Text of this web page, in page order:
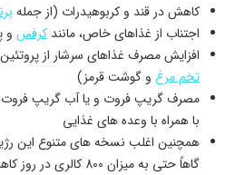
کاهش در قند و کربوهیدرات (از جمله
اجتناب از غذاهای خاص، مانند کرفس و
افزایش مصرف غذاهای سرشار از
تخم مرغ و گوشت قرمز)
مصرف گریپ فروت و یا آب گریپ فروت
با همراه با وعده­ های غذایی
همچنین اغلب نسخه­ های متنوع این
گاهاً حتی به میزان 800 کالری در روز کاهش می­دهند.